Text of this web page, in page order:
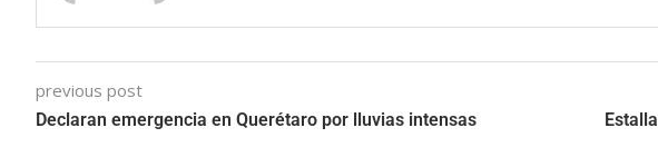
previous post
Declaran emergencia en Querétaro por lluvias intensas